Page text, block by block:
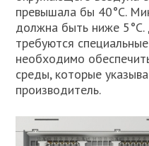
превышала бы 40°C.
должна быть ниже
требуются
необходимо
среды, которые
производитель.